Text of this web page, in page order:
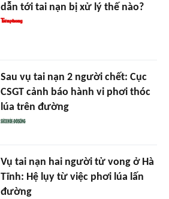
dẫn tới tai nạn bị xử lý thế nào?
Sau vụ tai nạn 2 người chết: Cục
CSGT cảnh báo hành vi phơi thóc
lúa trên đường
Vụ tai nạn hai người tử vong ở Hà
Tĩnh: Hệ lụy từ việc phơi lúa lấn
đường